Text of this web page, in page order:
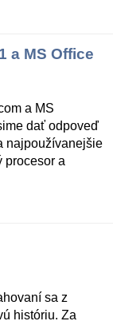
a MS Office
a MS
dať odpoveď
najpoužívanejšie
procesor a
sa z
históriu. Za